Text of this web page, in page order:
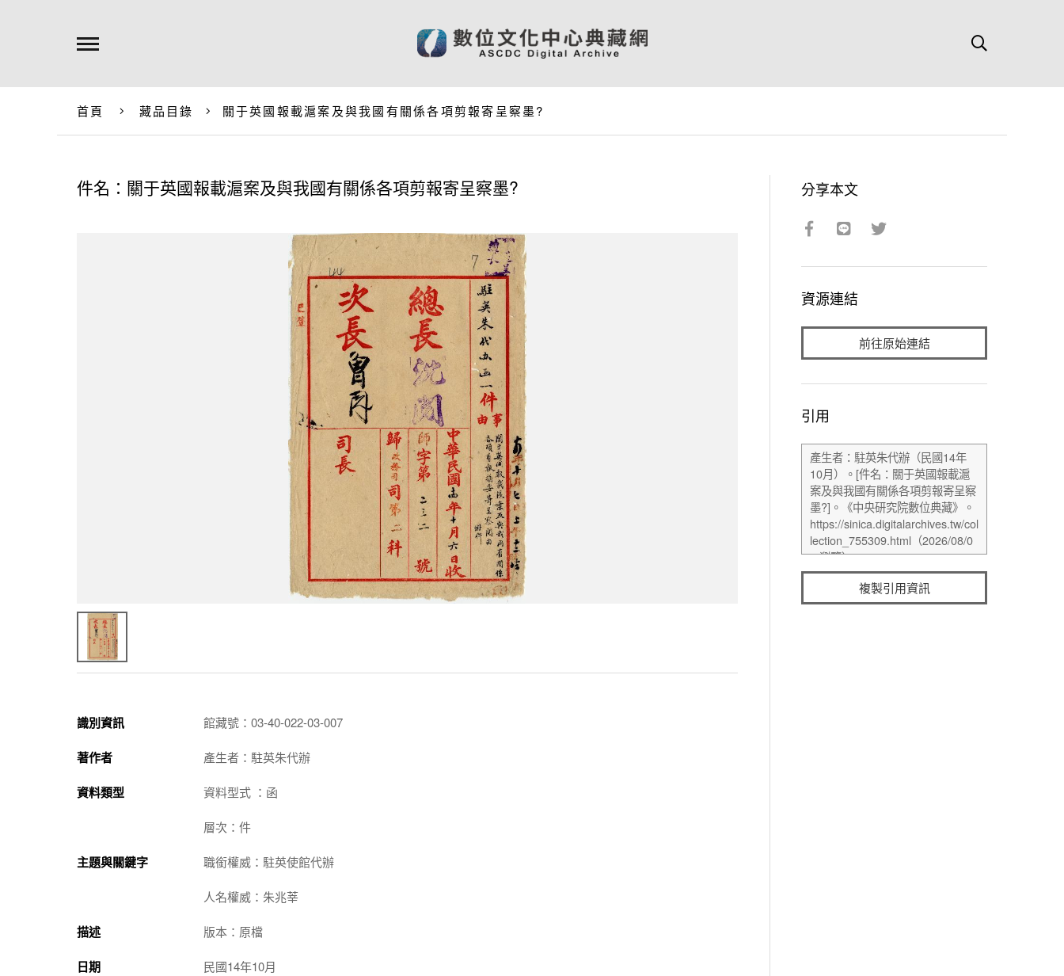
首頁 藏品目錄 關于英國報載滬案及與我國有關係各項剪報寄呈察墨?
件名：關于英國報載滬案及與我國有關係各項剪報寄呈察墨?
識別資訊 館藏號：03-40-022-03-007
著作者 產生者：駐英朱代辦
資料類型 資料型式 ：函
層次：件
主題與關鍵字 職銜權威：駐英使館代辦
人名權威：朱兆莘
描述 版本：原檔
日期 民國14年10月
分享本文
資源連結
前往原始連結
引用
複製引用資訊